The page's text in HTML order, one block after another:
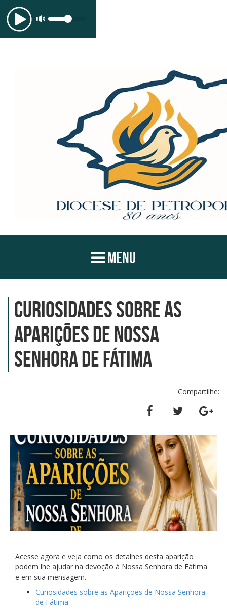
MENU
Curiosidades sobre as
Aparições de Nossa
Senhora de Fátima
Compartilhe:
Acesse agora e veja como os detalhes desta aparição
podem lhe ajudar na devoção à Nossa Senhora de Fátima
e em sua mensagem.
Curiosidades sobre as Aparições de Nossa Senhora
de Fátima